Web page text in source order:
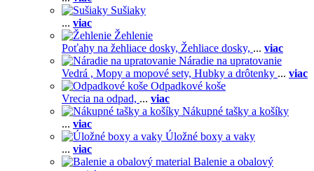
Sušiaky
... viac
Žehlenie
Poťahy na žehliace dosky, Žehliace dosky, ... viac
Náradie na upratovanie
Vedrá , Mopy a mopové sety, Hubky a drôtenky ... viac
Odpadkové koše
Vrecia na odpad, ... viac
Nákupné tašky a košíky
... viac
Úložné boxy a vaky
... viac
Balenie a obalový